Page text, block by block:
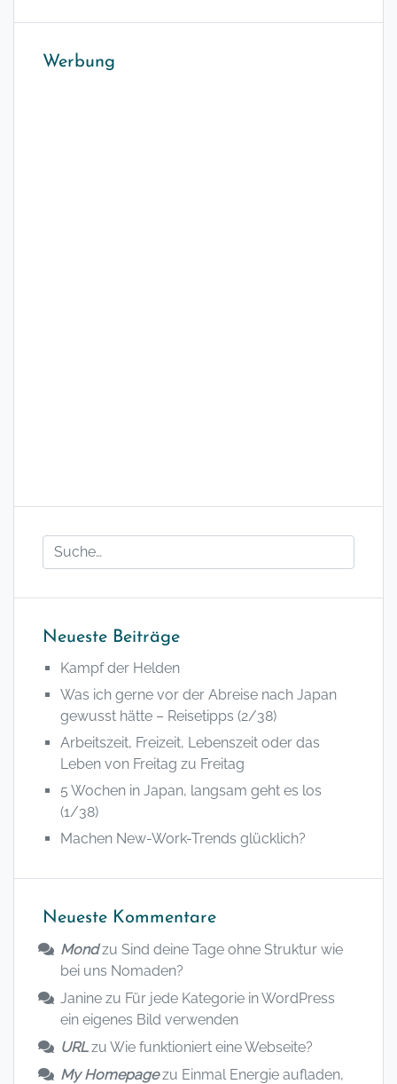
Werbung
Neueste Beiträge
Kampf der Helden
Was ich gerne vor der Abreise nach Japan
gewusst hätte – Reisetipps (2/38)
Arbeitszeit, Freizeit, Lebenszeit oder das
Leben von Freitag zu Freitag
5 Wochen in Japan, langsam geht es los
(1/38)
Machen New-Work-Trends glücklich?
Neueste Kommentare
Mondzu Sind deine Tage ohne Struktur wie
bei uns Nomaden?
Janine zu Für jede Kategorie in WordPress
ein eigenes Bild verwenden
URLzu Wie funktioniert eine Webseite?
My Homepagezu Einmal Energie aufladen,